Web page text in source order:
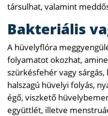
társulhat, valamint
Bakteriális
A hüvelyflóra
folyamatot okozhat,
szürkésfehér vagy
halszagú hüvelyi folyás,
égő, viszkető
együttlét, illetve